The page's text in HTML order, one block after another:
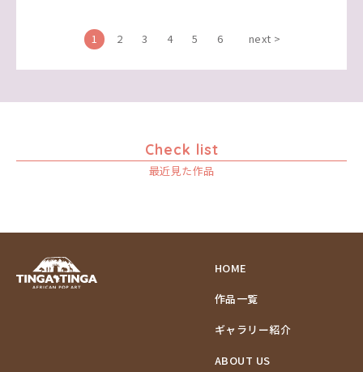
1 2 3 4 5 6 next >
Check list
最近見た作品
HOME
作品一覧
ギャラリー紹介
ABOUT US